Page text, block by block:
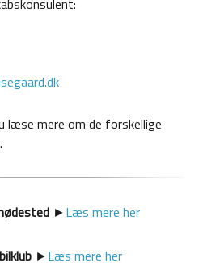
læse mere om de forskellige
►Læs mere her
►Læs mere her